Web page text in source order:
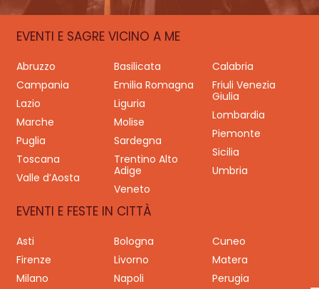
EVENTI E SAGRE VICINO A ME
Abruzzo Basilicata
Calabria
Campania
Emilia Romagna
Friuli Venezia
Giulia
Lazio
Liguria
Lombardia
Marche
Molise
Piemonte
Puglia
Sardegna
Sicilia
Toscana
Trentino Alto
Adige
Umbria
Valle d’Aosta
Veneto
EVENTI E FESTE IN CITTÀ
Asti Bologna
Cuneo
Firenze
Livorno
Matera
Milano
Napoli
Perugia